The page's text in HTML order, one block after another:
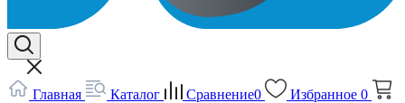
Главная Каталог Сравнение0 Избранное 0